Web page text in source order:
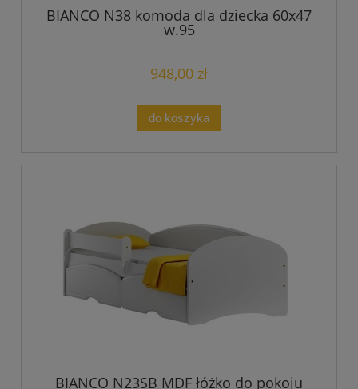
BIANCO N38 komoda dla dziecka 60x47
w.95
948,00 zł
do koszyka
BIANCO N23SB MDF łóżko do pokoju